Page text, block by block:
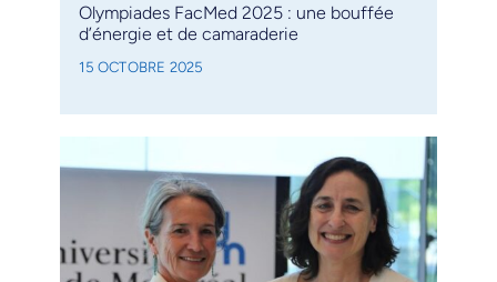
Olympiades FacMed 2025 : une bouffée
d’énergie et de camaraderie
15 OCTOBRE 2025